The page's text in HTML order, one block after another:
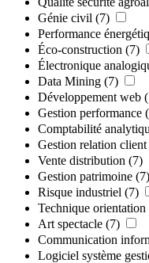
Génie civil (7)
Performance
Éco-construction (7)
Électronique
Data Mining (7)
Développement web
Gestion performance
Comptabilité
Gestion relation client
Vente distribution (7)
Gestion patrimoine (7)
Risque industriel (7)
Technique
Art spectacle (7)
Communication
Logiciel système